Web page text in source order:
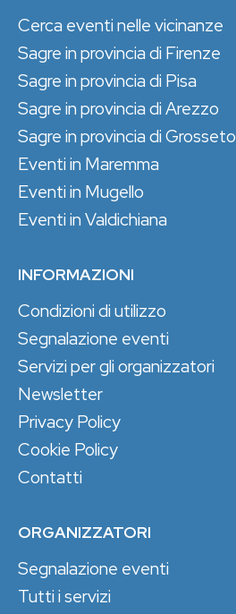
Cerca eventi nelle vicinanze
Sagre in provincia di Firenze
Sagre in provincia di Pisa
Sagre in provincia di Arezzo
Sagre in provincia di Grosseto
Eventi in Maremma
Eventi in Mugello
Eventi in Valdichiana
INFORMAZIONI
Condizioni di utilizzo
Segnalazione eventi
Servizi per gli organizzatori
Newsletter
Privacy Policy
Cookie Policy
Contatti
ORGANIZZATORI
Segnalazione eventi
Tutti i servizi